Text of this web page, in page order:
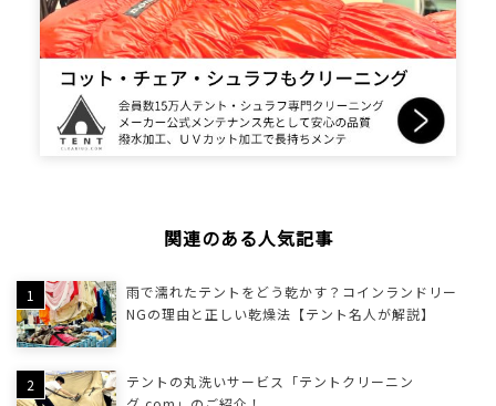
関連のある人気記事
雨で濡れたテントをどう乾かす？コインランドリー
NGの理由と正しい乾燥法【テント名人が解説】
テントの丸洗いサービス「テントクリーニン